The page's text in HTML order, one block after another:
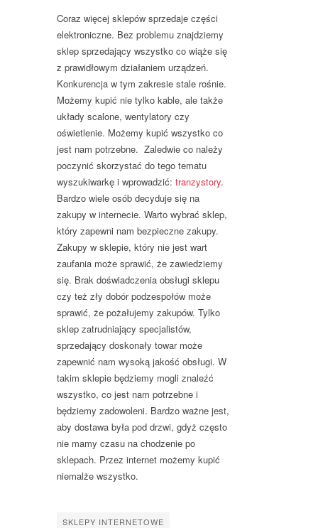
Coraz więcej sklepów sprzedaje części
elektroniczne. Bez problemu znajdziemy
sklep sprzedający wszystko co wiąże się
z prawidłowym działaniem urządzeń.
Konkurencja w tym zakresie stale rośnie.
Możemy kupić nie tylko kable, ale także
układy scalone, wentylatory czy
oświetlenie. Możemy kupić wszystko co
jest nam potrzebne. Zaledwie co należy
poczynić skorzystać do tego tematu
wyszukiwarkę i wprowadzić: tranzystory.
Bardzo wiele osób decyduje się na
zakupy w internecie. Warto wybrać sklep,
który zapewni nam bezpieczne zakupy.
Zakupy w sklepie, który nie jest wart
zaufania może sprawić, że zawiedziemy
się. Brak doświadczenia obsługi sklepu
czy też zły dobór podzespołów może
sprawić, że pożałujemy zakupów. Tylko
sklep zatrudniający specjalistów,
sprzedający doskonały towar może
zapewnić nam wysoką jakość obsługi. W
takim sklepie będziemy mogli znaleźć
wszystko, co jest nam potrzebne i
będziemy zadowoleni. Bardzo ważne jest,
aby dostawa była pod drzwi, gdyż często
nie mamy czasu na chodzenie po
sklepach. Przez internet możemy kupić
niemalże wszystko.
SKLEPY INTERNETOWE